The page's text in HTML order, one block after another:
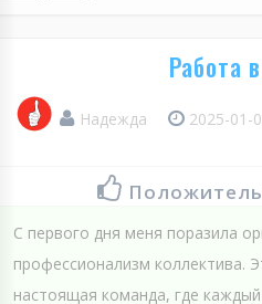
Работа
Надежда 2025-01-
С первого дня меня поразила
профессионализм коллектива.
настоящая команда, где